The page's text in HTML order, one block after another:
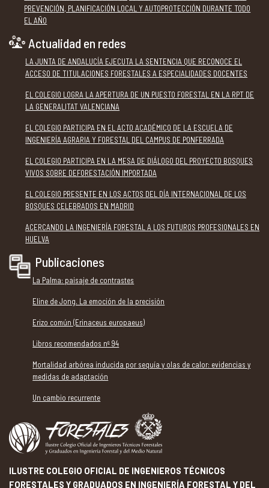
PREVENCIÓN, PLANIFICACIÓN LOCAL Y AUTOPROTECCIÓN DURANTE TODO
EL AÑO
Actualidad en redes
LA JUNTA DE ANDALUCÍA EJECUTA LA SENTENCIA QUE RECONOCE EL
ACCESO DE TITULACIONES FORESTALES A ESPECIALIDADES DOCENTES
EL COLEGIO LOGRA LA APERTURA DE UN PUESTO FORESTAL EN LA RPT DE
LA GENERALITAT VALENCIANA
EL COLEGIO PARTICIPA EN EL ACTO ACADÉMICO DE LA ESCUELA DE
INGENIERÍA AGRARIA Y FORESTAL DEL CAMPUS DE PONFERRADA
EL COLEGIO PARTICIPA EN LA MESA DE DIÁLOGO DEL PROYECTO BOSQUES
VIVOS SOBRE DEFORESTACIÓN IMPORTADA
EL COLEGIO PRESENTE EN LOS ACTOS DEL DÍA INTERNACIONAL DE LOS
BOSQUES CELEBRADOS EN MADRID
ACERCANDO LA INGENIERÍA FORESTAL A LOS FUTUROS PROFESIONALES EN
HUELVA
Publicaciones
La Palma: paisaje de contrastes
Eline de Jong. La emoción de la precisión
Erizo común (Erinaceus europaeus)
Libros recomendados nº 94
Mortalidad arbórea inducida por sequía y olas de calor: evidencias y
medidas de adaptación
Un cambio recurrente
ILUSTRE COLEGIO OFICIAL DE INGENIEROS TÉCNICOS
FORESTALES Y GRADUADOS EN INGENIERÍA FORESTAL Y DEL